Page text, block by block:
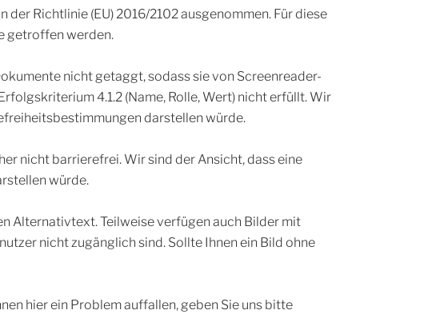
Richtlinie (EU) 2016/2102 ausgenommen. Für diese
getroffen werden.
nicht getaggt, sodass sie von Screenreader-
4.1.2 (Name, Rolle, Wert) nicht erfüllt. Wir
darstellen würde.
nicht barrierefrei. Wir sind der Ansicht, dass eine
würde.
Alternativtext. Teilweise verfügen auch Bilder mit
nicht zugänglich sind. Sollte Ihnen ein Bild ohne
hier ein Problem auffallen, geben Sie uns bitte